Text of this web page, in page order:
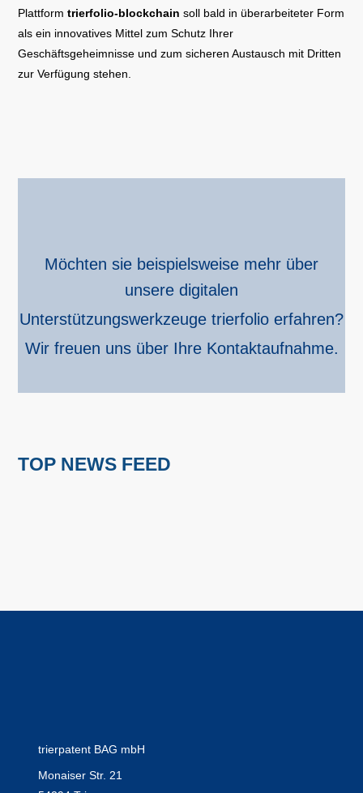
Plattformtrierfolio-blockchain soll bald in überarbeiteter Form
als ein innovatives Mittel zum Schutz Ihrer
Geschäftsgeheimnisse und zum sicheren Austausch mit Dritten
zur Verfügung stehen.
Möchten sie beispielsweise mehr über
unsere digitalen
Unterstützungswerkzeuge trierfolio erfahren?
Wir freuen uns über Ihre Kontaktaufnahme.
TOP NEWS FEED
trierpatent BAG mbH
Monaiser Str. 21